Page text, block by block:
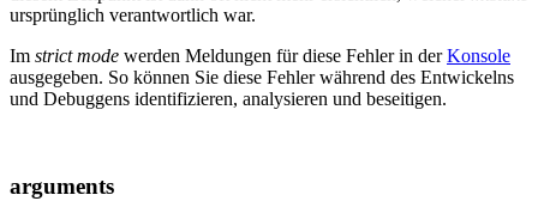
ursprünglich verantwortlich war.
Im strict mode werden Meldungen für diese Fehler in derKonsole
ausgegeben. So können Sie diese Fehler während des Entwickelns
und Debuggens identifizieren, analysieren und beseitigen.
arguments